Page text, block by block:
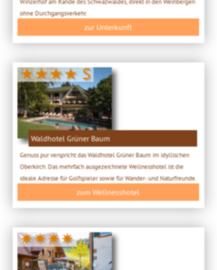
ohne Durchgangsverkehr.
zur Unterkunft
★★★★ S
Waldhotel Grüner Baum
Genuss pur verspricht das Waldhotel Grüner Baum im idyllischen
Oberkirch. Das mehrfach ausgezeichnete Wellnesshotel ist die
ideale Adresse für Golfspieler sowie für Wander- und Naturfreunde.
zum Wellnesshotel
✷✷✷✷